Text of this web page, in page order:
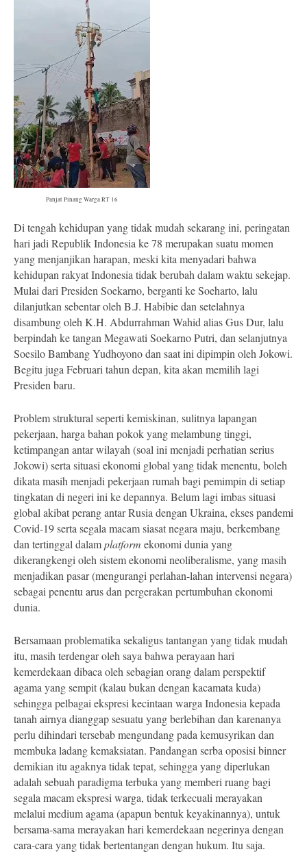
Panjat Pinang Warga RT 16
Di tengah kehidupan yang tidak mudah sekarang ini, peringatan
hari jadi Republik Indonesia ke 78 merupakan suatu momen
yang menjanjikan harapan, meski kita menyadari bahwa
kehidupan rakyat Indonesia tidak berubah dalam waktu sekejap.
Mulai dari Presiden Soekarno, berganti ke Soeharto, lalu
dilanjutkan sebentar oleh B.J. Habibie dan setelahnya
disambung oleh K.H. Abdurrahman Wahid alias Gus Dur, lalu
berpindah ke tangan Megawati Soekarno Putri, dan selanjutnya
Soesilo Bambang Yudhoyono dan saat ini dipimpin oleh Jokowi.
Begitu juga Februari tahun depan, kita akan memilih lagi
Presiden baru.
Problem struktural seperti kemiskinan, sulitnya lapangan
pekerjaan, harga bahan pokok yang melambung tinggi,
ketimpangan antar wilayah (soal ini menjadi perhatian serius
Jokowi) serta situasi ekonomi global yang tidak menentu, boleh
dikata masih menjadi pekerjaan rumah bagi pemimpin di setiap
tingkatan di negeri ini ke depannya. Belum lagi imbas situasi
global akibat perang antar Rusia dengan Ukraina, ekses pandemi
Covid-19 serta segala macam siasat negara maju, berkembang
dan tertinggal dalamplatform ekonomi dunia yang
dikerangkengi oleh sistem ekonomi neoliberalisme, yang masih
menjadikan pasar (mengurangi perlahan-lahan intervensi negara)
sebagai penentu arus dan pergerakan pertumbuhan ekonomi
dunia.
Bersamaan problematika sekaligus tantangan yang tidak mudah
itu, masih terdengar oleh saya bahwa perayaan hari
kemerdekaan dibaca oleh sebagian orang dalam perspektif
agama yang sempit (kalau bukan dengan kacamata kuda)
sehingga pelbagai ekspresi kecintaan warga Indonesia kepada
tanah airnya dianggap sesuatu yang berlebihan dan karenanya
perlu dihindari tersebab mengundang pada kemusyrikan dan
membuka ladang kemaksiatan. Pandangan serba oposisi binner
demikian itu agaknya tidak tepat, sehingga yang diperlukan
adalah sebuah paradigma terbuka yang memberi ruang bagi
segala macam ekspresi warga, tidak terkecuali merayakan
melalui medium agama (apapun bentuk keyakinannya), untuk
bersama-sama merayakan hari kemerdekaan negerinya dengan
cara-cara yang tidak bertentangan dengan hukum. Itu saja.